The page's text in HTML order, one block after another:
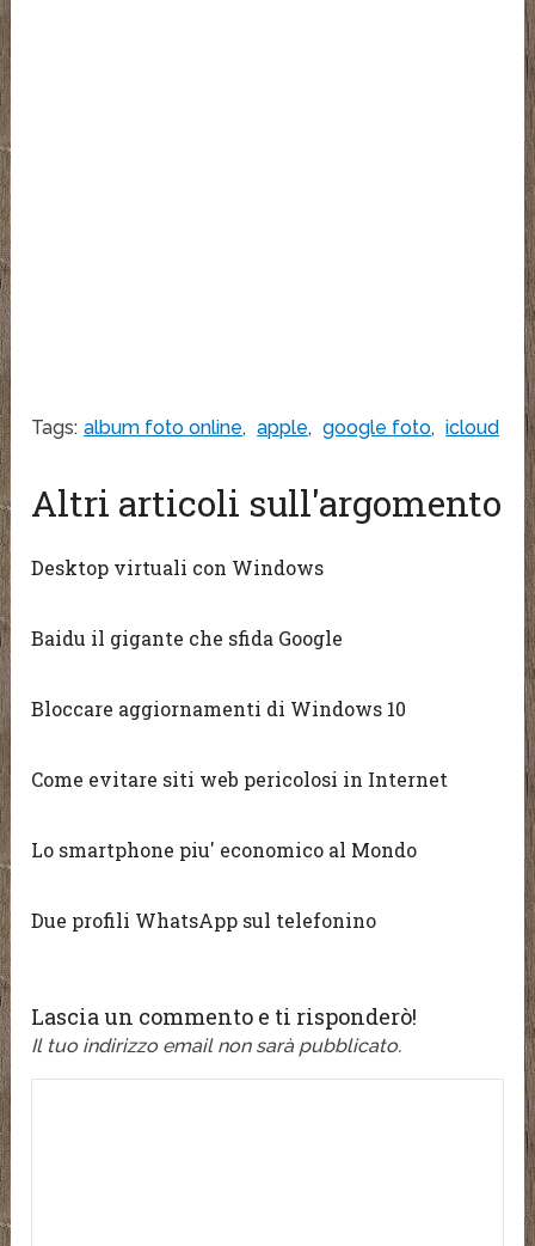
Tags: album foto online, apple, google foto, icloud
Altri articoli sull'argomento
Desktop virtuali con Windows
Baidu il gigante che sfida Google
Bloccare aggiornamenti di Windows 10
Come evitare siti web pericolosi in Internet
Lo smartphone piu' economico al Mondo
Due profili WhatsApp sul telefonino
Lascia un commento e ti risponderò!
Il tuo indirizzo email non sarà pubblicato.